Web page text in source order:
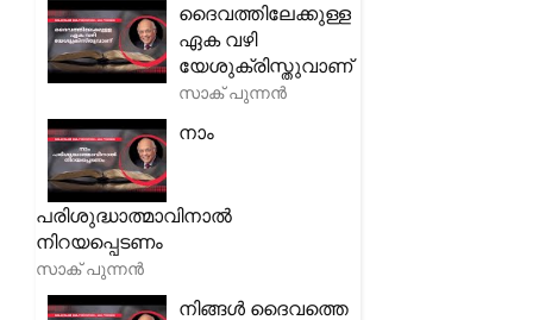
ദൈവത്തിലേക്കുള്ള
ഏക വഴി
യേശുക്രിസ്തുവാണ്
സാക് പുന്നൻ
നാം
പരിശുദ്ധാത്മാവിനാൽ
നിറയപ്പെടണം
സാക് പുന്നൻ
നിങ്ങൾ ദൈവത്തെ